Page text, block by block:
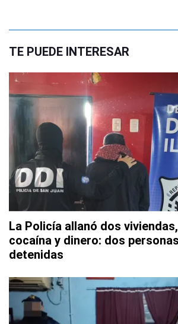
TE PUEDE INTERESAR
La Policía allanó dos
cocaína y dinero: dos
detenidas